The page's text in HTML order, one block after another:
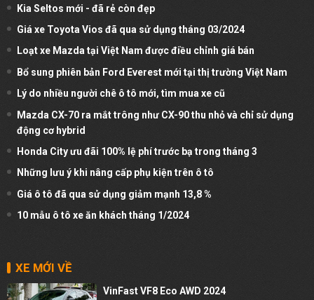
Kia Seltos mới - đã rẻ còn đẹp
Giá xe Toyota Vios đã qua sử dụng tháng 03/2024
Loạt xe Mazda tại Việt Nam được điều chỉnh giá bán
Bổ sung phiên bản Ford Everest mới tại thị trường Việt Nam
Lý do nhiều người chê ô tô mới, tìm mua xe cũ
Mazda CX-70 ra mắt trông như CX-90 thu nhỏ và chỉ sử dụng
động cơ hybrid
Honda City ưu đãi 100% lệ phí trước bạ trong tháng 3
Những lưu ý khi nâng cấp phụ kiện trên ô tô
Giá ô tô đã qua sử dụng giảm mạnh 13,8 %
10 mẫu ô tô xe ăn khách tháng 1/2024
XE MỚI VỀ
VinFast VF8 Eco AWD 2024